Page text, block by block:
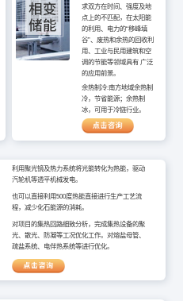
求双方在时间、强度及地
点上的不匹配，在太阳能
的利用、电力的“移峰填
谷”、废热和余热的回收利
用、工业与民用建筑和空
调的节能等领域具有 广泛
的应用前景。
余热制冷:南方地域余热制
冷，节省能源；余热制
冰，可用于冷链行业。
利用聚光镜及热力系统将光能转化为热能，驱动
汽轮机等透平机械发电。
也可以直接利用500度热能直接进行生产工艺流
程，减少化石能源的消耗。
对项目的集热回路细致分析，完成集热设备的聚
光、散光、防凝等工况优化工作。对熔盐母管、
疏盐系统、电伴热系统等进行优化。